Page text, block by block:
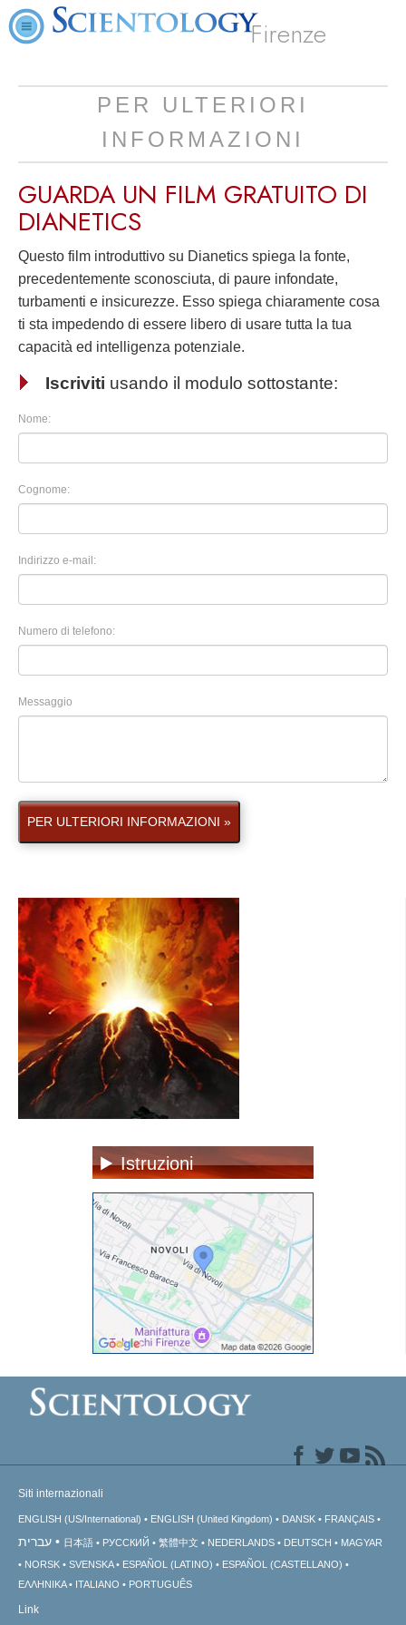
Firenze
PER ULTERIORI
INFORMAZIONI
GUARDA UN FILM GRATUITO DI
DIANETICS
Questo film introduttivo su Dianetics spiega la fonte,
precedentemente sconosciuta, di paure infondate,
turbamenti e insicurezze. Esso spiega chiaramente cosa
ti sta impedendo di essere libero di usare tutta la tua
capacità ed intelligenza potenziale.
Iscriviti usando il modulo sottostante:
Nome:
Cognome:
Indirizzo e-mail:
Numero di telefono:
Messaggio
PER ULTERIORI INFORMAZIONI »
Istruzioni
Siti internazionali
ENGLISH (US/International) ENGLISH (United Kingdom) DANSK FRANÇAIS
עברית 日本語 РУССКИЙ 繁體中文 NEDERLANDS DEUTSCH
MAGYAR
NORSK
SVENSKA ESPAÑOL (LATINO)
ESPAÑOL (CASTELLANO)
ΕΛΛΗΝΙΚA
ITALIANO PORTUGUÊS
Link